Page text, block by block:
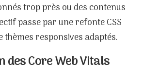
trop près ou des contenus
passe par une refonte CSS
thèmes responsives adaptés.
des Core Web Vitals